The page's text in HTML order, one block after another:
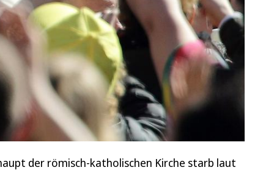
der römisch-katholischen Kirche starb laut